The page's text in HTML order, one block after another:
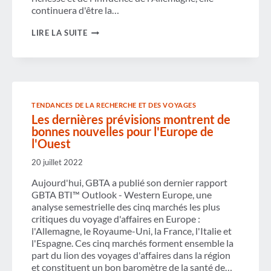
continuera d'être la…
LIRE LA SUITEL'ALLEMAGNE
PUISSANCE
TENDANCES DE LA RECHERCHE ET DES VOYAGES
Les dernières prévisions montrent de
bonnes nouvelles pour l'Europe de
l'Ouest
20 juillet 2022
Aujourd'hui, GBTA a publié son dernier rapport
GBTA BTI™ Outlook - Western Europe, une
analyse semestrielle des cinq marchés les plus
critiques du voyage d'affaires en Europe :
l'Allemagne, le Royaume-Uni, la France, l'Italie et
l'Espagne. Ces cinq marchés forment ensemble la
part du lion des voyages d'affaires dans la région
et constituent un bon baromètre de la santé de…